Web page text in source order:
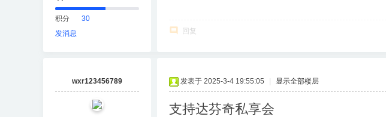
积分
30
发消息
回复
wxr123456789 发表于 2025-3-4 19:55:05 显示全部楼层
支持达芬奇私享会